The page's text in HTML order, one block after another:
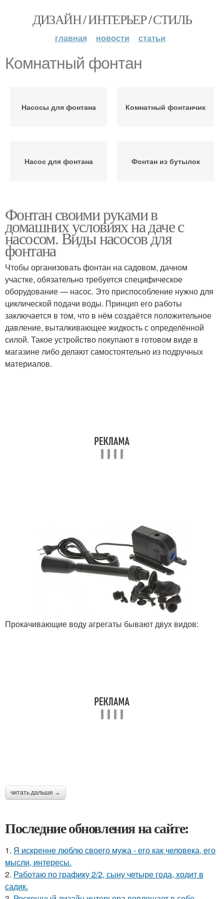
ДИЗАЙН / ИНТЕРЬЕР / СТИЛЬ
главная новости статьи
Комнатный фонтан
Насосы для фонтана Комнатный фонтанчик
Насос для фонтана Фонтан из бутылок
Фонтан своими руками в
домашних условиях на даче с
насосом. Виды насосов для
фонтана
Чтобы организовать фонтан на садовом, дачном
участке, обязательно требуется специфическое
оборудование — насос. Это приспособление нужно для
циклической подачи воды. Принцип его работы
заключается в том, что в нём создаётся положительное
давление, выталкивающее жидкость с определённой
силой. Такое устройство покупают в готовом виде в
магазине либо делают самостоятельно из подручных
материалов.
Прокачивающие воду агрегаты бывают двух видов:
читать дальше →
Последние обновления на сайте:
1. Я искренне люблю своего мужа - его как человека, его
мысли, интересы.
2. Работаю по графику 2/2, сыну четыре года, ходит в
садик.